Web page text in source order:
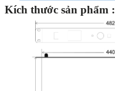
Kích thước sản phẩm :